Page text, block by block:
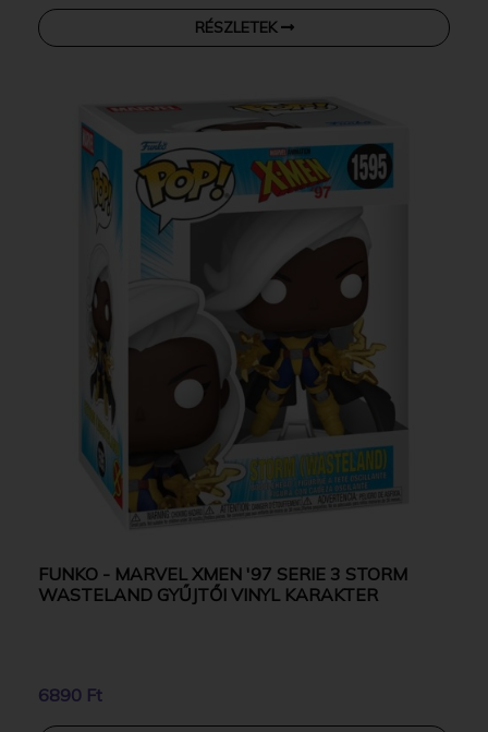
RÉSZLETEK
FUNKO - MARVEL XMEN '97 SERIE 3 STORM
WASTELAND GYŰJTŐI VINYL KARAKTER
6890 Ft